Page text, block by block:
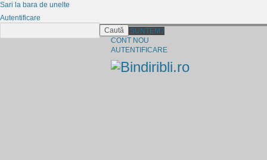
CINE SUNTEM?
CONT NOU
AUTENTIFICARE
Sari la bara de unelte
Autentificare
Caută